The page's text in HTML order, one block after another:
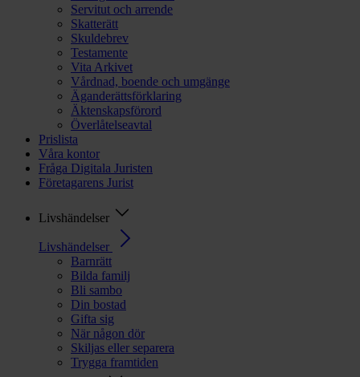
Servitut och arrende
Skatterätt
Skuldebrev
Testamente
Vita Arkivet
Vårdnad, boende och umgänge
Äganderättsförklaring
Äktenskapsförord
Överlåtelseavtal
Prislista
Våra kontor
Fråga Digitala Juristen
Företagarens Jurist
Livshändelser
Livshändelser
Barnrätt
Bilda familj
Bli sambo
Din bostad
Gifta sig
När någon dör
Skiljas eller separera
Trygga framtiden